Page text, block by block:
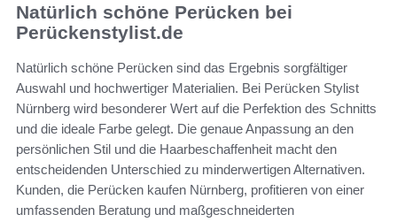
Natürlich schöne Perücken bei
Perückenstylist.de
Natürlich schöne Perücken sind das Ergebnis sorgfältiger
Auswahl und hochwertiger Materialien. Bei Perücken Stylist
Nürnberg wird besonderer Wert auf die Perfektion des Schnitts
und die ideale Farbe gelegt. Die genaue Anpassung an den
persönlichen Stil und die Haarbeschaffenheit macht den
entscheidenden Unterschied zu minderwertigen Alternativen.
Kunden, die Perücken kaufen Nürnberg, profitieren von einer
umfassenden Beratung und maßgeschneiderten